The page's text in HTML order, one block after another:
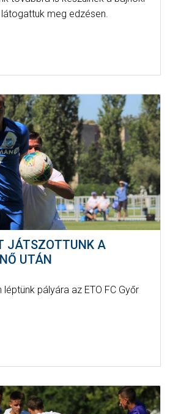
meg edzésen.
JÁTSZOTTUNK A
UTÁN
pályára az ETO FC Győr